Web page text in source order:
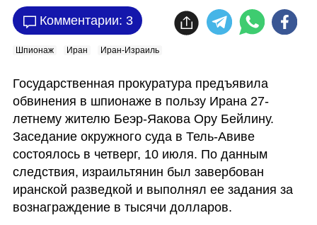
Комментарии: 3
Шпионаж Иран Иран-Израиль
Государственная прокуратура предъявила
обвинения в шпионаже в пользу Ирана 27-
летнему жителю Беэр-Яакова Ору Бейлину.
Заседание окружного суда в Тель-Авиве
состоялось в четверг, 10 июля. По данным
следствия, израильтянин был завербован
иранской разведкой и выполнял ее задания за
вознаграждение в тысячи долларов.